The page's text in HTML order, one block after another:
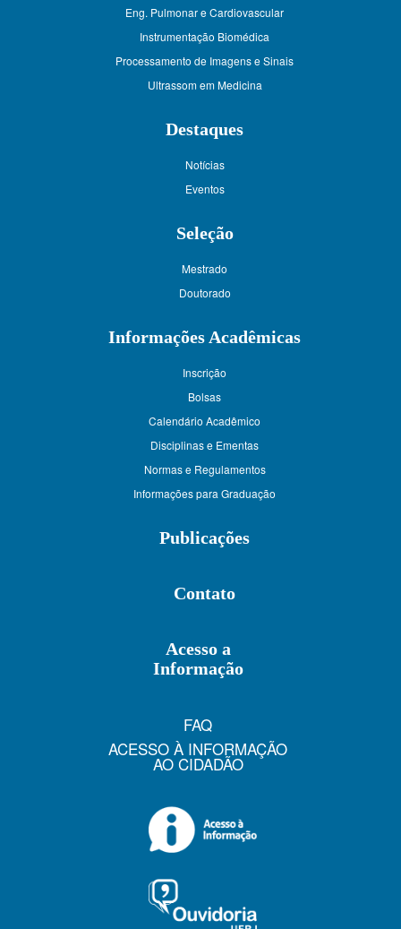
Eng. Pulmonar e Cardiovascular
Instrumentação Biomédica
Processamento de Imagens e Sinais
Ultrassom em Medicina
Destaques
Notícias
Eventos
Seleção
Mestrado
Doutorado
Informações Acadêmicas
Inscrição
Bolsas
Calendário Acadêmico
Disciplinas e Ementas
Normas e Regulamentos
Informações para Graduação
Publicações
Contato
Acesso a
Informação
FAQ
ACESSO À INFORMAÇÃO
AO CIDADÃO